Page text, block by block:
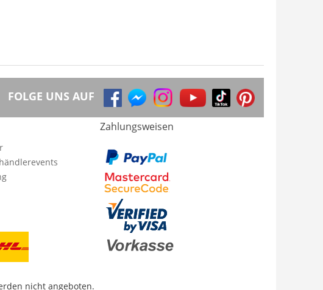
FOLGE UNS AUF
Zahlungsweisen
nicht angeboten.